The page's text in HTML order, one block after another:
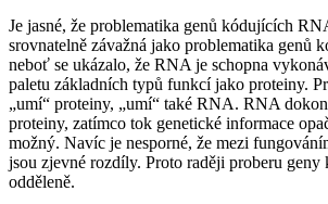
Je jasné, že problematika genů kódujících
srovnatelně závažná jako problematika genů
neboť se ukázalo, že RNA je schopna
paletu základních typů funkcí jako proteiny.
„umí“ proteiny, „umí“ také RNA. RNA
proteiny, zatímco tok genetické informace
možný. Navíc je nesporné, že mezi
jsou zjevné rozdíly. Proto raději proberu
odděleně.